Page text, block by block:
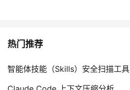
热门推荐
智能体技能（Skills）安全扫描工具